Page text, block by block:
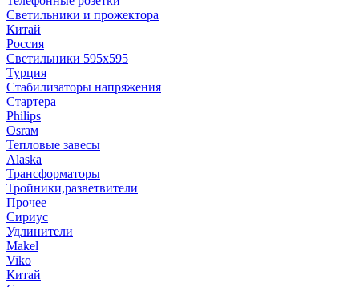
Светильники и прожектора
Китай
Россия
Светильники 595х595
Турция
Стабилизаторы напряжения
Стартера
Philips
Оsrам
Тепловые завесы
Alaska
Трансформаторы
Тройники,разветвители
Прочее
Сириус
Удлинители
Makel
Viko
Китай